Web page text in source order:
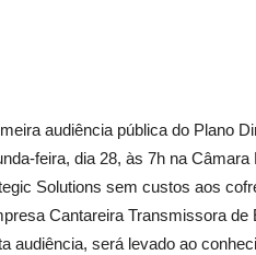
audiência pública do Plano
feira, dia 28, às 7h na
Solutions sem custos aos
Cantareira Transmissora de
audiência, será levado ao